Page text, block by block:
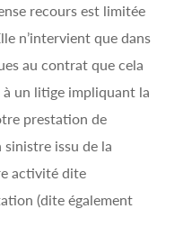
recours est limitée
n’intervient que dans
au contrat que cela
à un litige impliquant la
prestation de
issu de la
activité dite
(dite également